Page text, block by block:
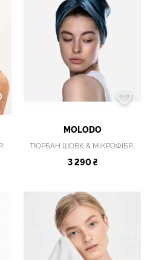
ТЮРБАН ШОВК & МІКРОФІБРА
MOLODO
ТЮРБАН ШОВК & МІКРОФІБРА BLUESOFT
3 290 ₴